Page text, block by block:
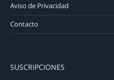
Aviso de Privacidad
Contacto
SUSCRIPCIONES